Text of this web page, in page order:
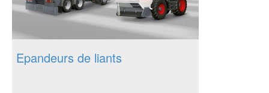
Epandeurs de liants